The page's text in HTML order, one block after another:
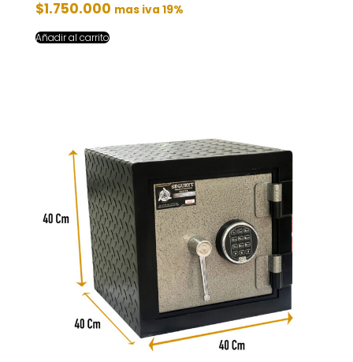
$1.750.000 mas iva 19%
Añadir al carrito